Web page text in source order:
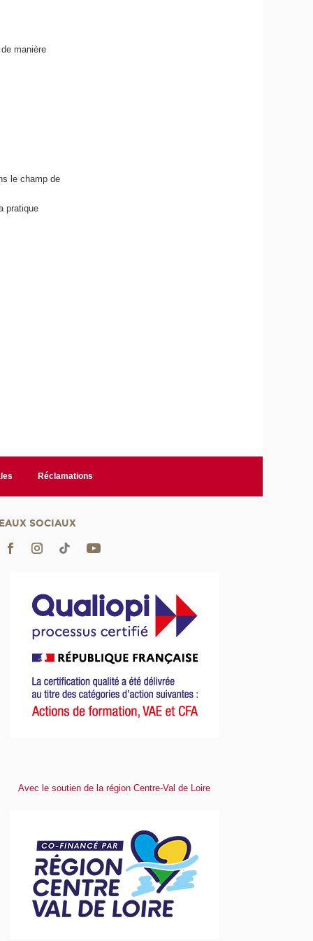
manière
le champ de
pratique
Réclamations
SOCIAUX
Avec le soutien de la région Centre-Val de Loire